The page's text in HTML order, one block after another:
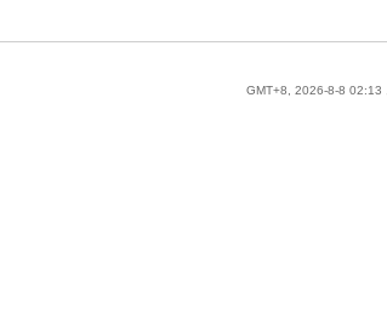
GMT+8, 2026-8-8 02:13